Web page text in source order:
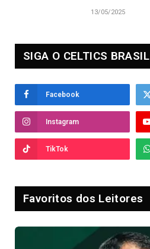
13/05/2025
SIGA O CELTICS BRASIL
Facebook
Instagram
TikTok
Favoritos dos Leitores